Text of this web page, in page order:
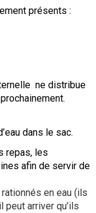
présents :
ne distribue
dans le sac.
repas, les
afin de servir de
en eau (ils
arriver qu’ils